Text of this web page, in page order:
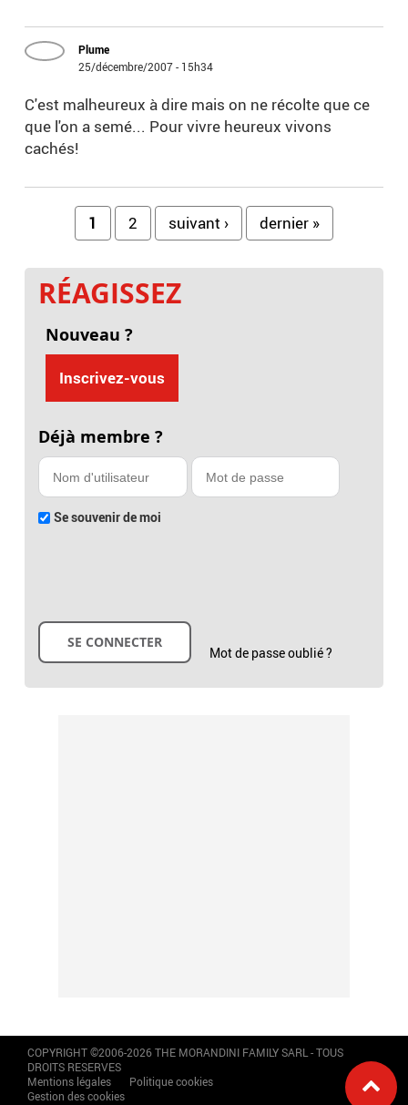
Plume
25/décembre/2007 - 15h34
C'est malheureux à dire mais on ne récolte que ce
que l'on a semé... Pour vivre heureux vivons
cachés!
Pages
1 2 suivant › dernier »
RÉAGISSEZ
Nouveau ?
Inscrivez-vous
Déjà membre ?
Se souvenir de moi
Mot de passe oublié ?
COPYRIGHT ©2006-2026 THE MORANDINI FAMILY SARL - TOUS
DROITS RESERVES
Mentions légales
Politique cookies
Gestion des cookies